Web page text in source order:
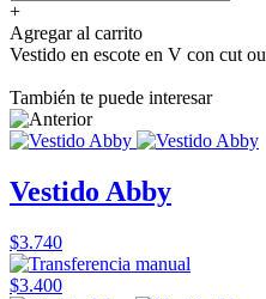
+
Agregar al carrito
Vestido en escote en V con cut
También te puede interesar
Vestido Abby
$3.740
$3.400